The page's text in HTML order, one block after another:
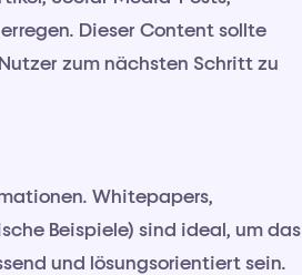
Dieser Content sollte
zum nächsten Schritt zu
Whitepapers,
Beispiele) sind ideal, um das
und lösungsorientiert sein.